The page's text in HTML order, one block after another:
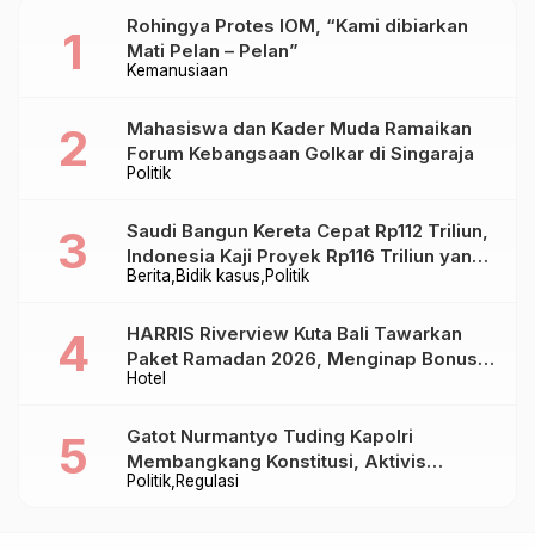
Kemanusiaan
Rohingya Protes IOM, “Kami dibiarkan
Mati Pelan – Pelan”
Politik
Mahasiswa dan Kader Muda Ramaikan
Forum Kebangsaan Golkar di Singaraja
Berita Bidik kasus Politik
Saudi Bangun Kereta Cepat Rp112 Triliun,
Indonesia Kaji Proyek Rp116 Triliun yang
Baru Sampai Bandung
Hotel
HARRIS Riverview Kuta Bali Tawarkan
Paket Ramadan 2026, Menginap Bonus
Takjil hingga Bukber Mulai Rp88.888
Politik Regulasi
Gatot Nurmantyo Tuding Kapolri
Membangkang Konstitusi, Aktivis
Tegaskan Polri Tak Punya Sejarah